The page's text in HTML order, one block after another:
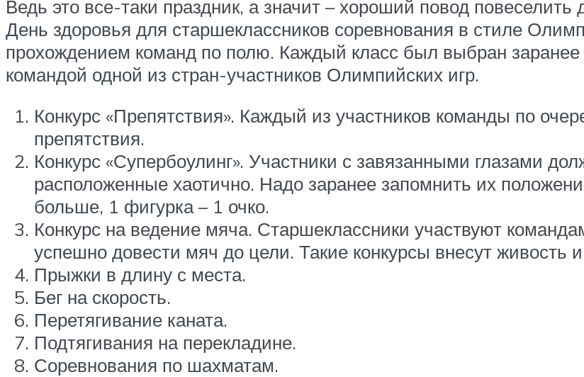
Ведь это все-таки праздник, а значит – хороший повод повеселить
День здоровья для старшеклассников соревнования в стиле
прохождением команд по полю. Каждый класс был выбран
командой одной из стран-участников Олимпийских игр.
Конкурс «Препятствия». Каждый из участников команды по
препятствия.
Конкурс «Супербоулинг». Участники с завязанными глазами
расположенные хаотично. Надо заранее запомнить их
больше, 1 фигурка – 1 очко.
Конкурс на ведение мяча. Старшеклассники участвуют
успешно довести мяч до цели. Такие конкурсы внесут живость
Прыжки в длину с места.
Бег на скорость.
Перетягивание каната.
Подтягивания на перекладине.
Соревнования по шахматам.